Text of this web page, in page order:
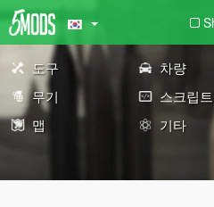
도구 차량
무기
스크립트
맵
기타